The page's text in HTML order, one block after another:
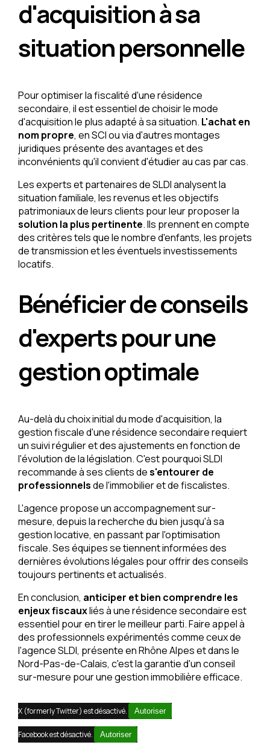
d'acquisition à sa
situation personnelle
Pour optimiser la fiscalité d'une résidence
secondaire, il est essentiel de choisir le mode
d'acquisition le plus adapté à sa situation. L'achat en
nom propre, en SCI ou via d'autres montages
juridiques présente des avantages et des
inconvénients qu'il convient d'étudier au cas par cas.
Les experts et partenaires de SLDI analysent la
situation familiale, les revenus et les objectifs
patrimoniaux de leurs clients pour leur proposer la
solution la plus pertinente. Ils prennent en compte
des critères tels que le nombre d'enfants, les projets
de transmission et les éventuels investissements
locatifs.
Bénéficier de conseils
d'experts pour une
gestion optimale
Au-delà du choix initial du mode d'acquisition, la
gestion fiscale d'une résidence secondaire requiert
un suivi régulier et des ajustements en fonction de
l'évolution de la législation. C'est pourquoi SLDI
recommande à ses clients des'entourer de
professionnelsde l'immobilier et de fiscalistes.
L'agence propose un accompagnement sur-
mesure, depuis la recherche du bien jusqu'à sa
gestion locative, en passant par l'optimisation
fiscale. Ses équipes se tiennent informées des
dernières évolutions légales pour offrir des conseils
toujours pertinents et actualisés.
En conclusion, anticiper et bien comprendre les
enjeux fiscauxliés à une résidence secondaire est
essentiel pour en tirer le meilleur parti. Faire appel à
des professionnels expérimentés comme ceux de
l'agence SLDI, présente en Rhône Alpes et dans le
Nord-Pas-de-Calais, c'est la garantie d'un conseil
sur-mesure pour une gestion immobilière efficace.
X (formerly Twitter) est désactivé. Autoriser
Facebook est désactivé. Autoriser